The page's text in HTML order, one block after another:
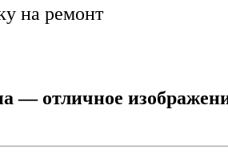
на ремонт
— отличное